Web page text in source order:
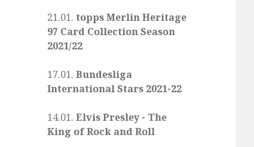
21.01.topps Merlin Heritage
97 Card Collection Season
2021/22
17.01.Bundesliga
International Stars 2021-22
14.01.Elvis Presley - The
King of Rock and Roll